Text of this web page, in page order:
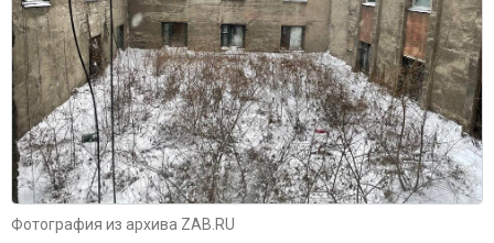
Фотография из архива ZAB.RU